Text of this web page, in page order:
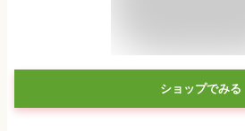
ショップでみる